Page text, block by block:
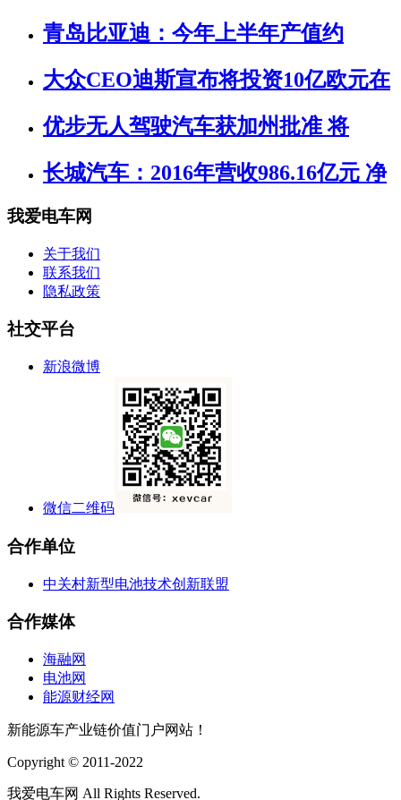
青岛比亚迪：今年上半年产值约
大众CEO迪斯宣布将投资10亿欧元在
优步无人驾驶汽车获加州批准 将
长城汽车：2016年营收986.16亿元 净
我爱电车网
关于我们
联系我们
隐私政策
社交平台
新浪微博
微信二维码
合作单位
中关村新型电池技术创新联盟
合作媒体
海融网
电池网
能源财经网
新能源车产业链价值门户网站！
Copyright © 2011-2022
我爱电车网 All Rights Reserved.